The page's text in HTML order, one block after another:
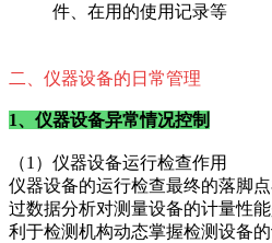
件、在用的使用记录等
二、仪器设备的日常管理
1、仪器设备异常情况控制
（1）仪器设备运行检查作用
仪器设备的运行检查最终的落脚
过数据分析对测量设备的计量性
利于检测机构动态掌握检测设备